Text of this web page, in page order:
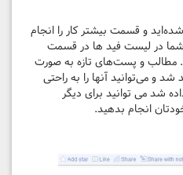
و قسمت بیشتر کار را انجام
در لیست فید ها در قسمت
و پست‌های تازه به صورت
و می‌توانید آنها را به راحتی
شد می توانید برای دیگر
انجام بدهید.